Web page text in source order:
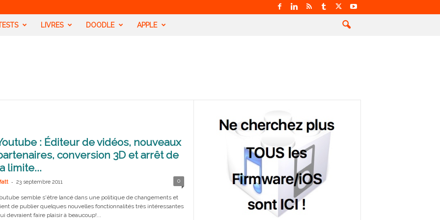
LIVRES DOODLE APPLE
: Éditeur de vidéos, nouveaux
conversion 3D et arrêt de
limite...
- 23 septembre 2011 0
semble s'être lancé dans une politique de changements et
de publier quelques nouvelles fonctionnalités très intéressantes
devraient faire plaisir à beaucoup!...